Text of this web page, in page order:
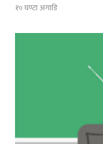
१० घण्टा अगाडि